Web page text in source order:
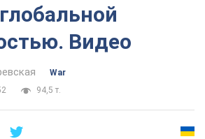
Видео
War
94,5 т.